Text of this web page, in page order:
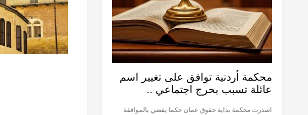
محكمة أردنية توافق على تغيير اسم
عائلة تسبب بحرج اجتماعي ..
اصدرت محكمة بداية حقوق عمان حكما يقضي بالموافقة